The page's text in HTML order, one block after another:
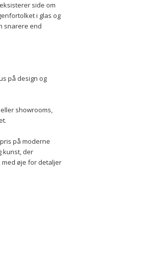
side om
i glas og
snarere end
på design og
showrooms,
på moderne
kunst, der
med øje for detaljer